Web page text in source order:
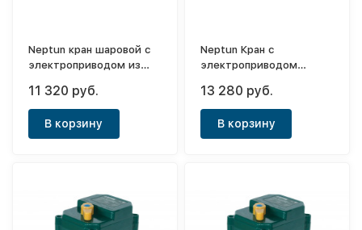
Neptun кран шаровой с
электроприводом из
11 320 руб.
В корзину
Neptun Кран с
электроприводом
13 280 руб.
В корзину